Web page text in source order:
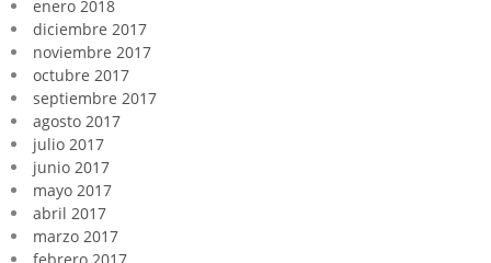
enero 2018
diciembre 2017
noviembre 2017
octubre 2017
septiembre 2017
agosto 2017
julio 2017
junio 2017
mayo 2017
abril 2017
marzo 2017